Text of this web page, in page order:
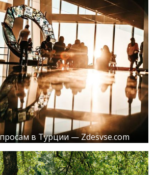
в Турции — Zdesvse.com